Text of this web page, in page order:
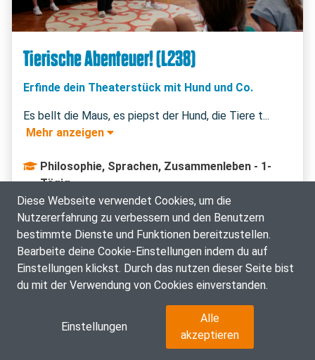
Tierische Abenteuer! (L238)
Erfinde dein Theaterstück mit Hund und Co.
Mehr anzeigen
Philosophie, Sprachen, Zusammenleben - 1-
Tägig
14.07.2026: 07:00 - 14:30 Uhr
Noch 1 Platz verfügbar
Diese Webseite verwendet Cookies, um die
Nutzererfahrung zu verbessern und den Benutzern
bestimmte Dienste und Funktionen bereitzustellen.
Bearbeite deine Cookie-Einstellungen indem du auf
Einstellungen klickst. Durch das nutzen dieser Seite bist
du mit der Verwendung von Cookies einverstanden.
Einstellungen
Alle
akzeptieren